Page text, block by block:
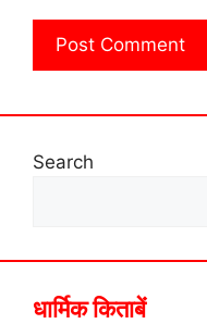
Search
धार्मिक किताबें